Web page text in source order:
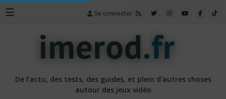
☰ Se connecter
De l'actu, des tests, des guides, et plein d'autres choses
autour des jeux vidéo